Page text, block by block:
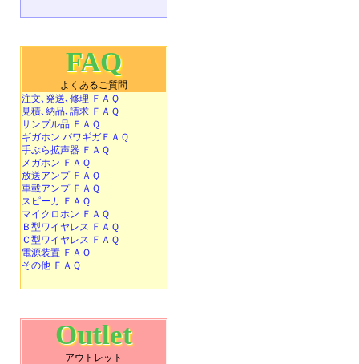
FAQ
よくあるご質問
注文､発送､修理 ＦＡＱ
見積､納品､請求 ＦＡＱ
サンプル品 ＦＡＱ
ギガホン パワギガＦＡＱ
手ぶら拡声器 ＦＡＱ
メガホン ＦＡＱ
放送アンプ ＦＡＱ
車載アンプ ＦＡＱ
スピーカ ＦＡＱ
マイクロホン ＦＡＱ
Ｂ型ワイヤレス ＦＡＱ
Ｃ型ワイヤレス ＦＡＱ
電源装置 ＦＡＱ
その他 ＦＡＱ
Outlet
アウトレット